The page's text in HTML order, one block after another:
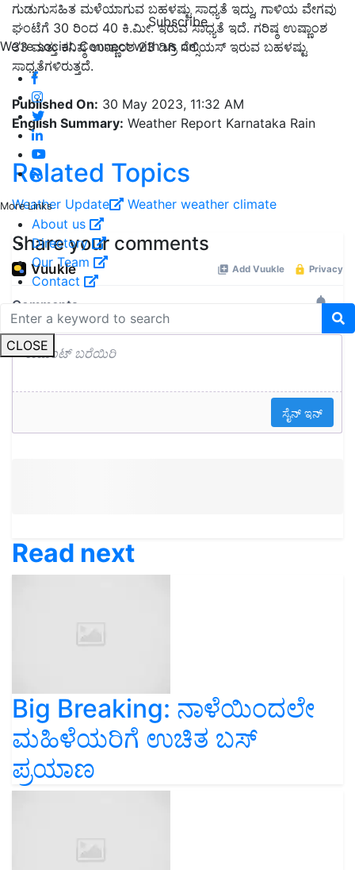
Subscribe
We're social. Connect with us on:
More Links
About us
Directory
Our Team
Contact
CLOSE
ಗುಡುಗುಸಹಿತ ಮಳೆಯಾಗುವ ಬಹಳಷ್ಟು ಸಾಧ್ಯತೆ ಇದ್ದು, ಗಾಳಿಯ ವೇಗವು
ಘಂಟೆಗೆ 30 ರಿಂದ 40 ಕಿ.ಮೀ. ಇರುವ ಸಾಧ್ಯತೆ ಇದೆ. ಗರಿಷ್ಠ ಉಷ್ಣಾಂಶ
33 ಮತ್ತು ಕನಿಷ್ಠ ಉಷ್ಣಾಂಶ 23 ಡಿಗ್ರಿ ಸೆಲ್ಸಿಯಸ್ ಇರುವ ಬಹಳಷ್ಟು
ಸಾಧ್ಯತೆಗಳಿರುತ್ತದೆ.
Published On: 30 May 2023, 11:32 AM
English Summary: Weather Report Karnataka Rain
Related Topics
Weather Update Weather weather climate
Share your comments
Read next
Big Breaking: ನಾಳೆಯಿಂದಲೇ
ಮಹಿಳೆಯರಿಗೆ ಉಚಿತ ಬಸ್‌
ಪ್ರಯಾಣ